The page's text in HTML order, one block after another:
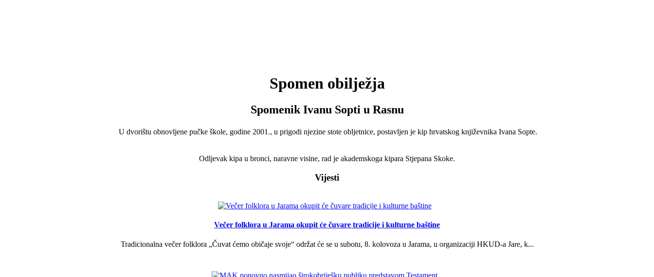
Spomen obilježja
Spomenik Ivanu Sopti u Rasnu
U dvorištu obnovljene pučke škole, godine 2001., u prigodi njezine stote obljetnice, postavljen je kip hrvatskog književnika Ivana Sopte.
Odljevak kipa u bronci, naravne visine, rad je akademskoga kipara Stjepana Skoke.
Vijesti
Večer folklora u Jarama okupit će čuvare tradicije i kulturne baštine
Tradicionalna večer folklora „Čuvat ćemo običaje svoje“ održat će se u subotu, 8. kolovoza u Jarama, u organizaciji HKUD-a Jare, k...